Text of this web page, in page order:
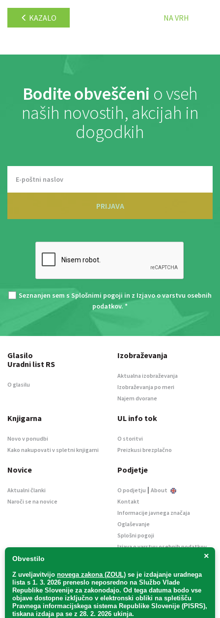
KAZALO NA VRH
Bodite obveščeni o vseh
naših novostih, akcijah in
dogodkih
PRIJAVA
Seznanjen sem s Splošnimi pogoji in z Izjavo o varstvu osebnih
podatkov. *
×
Obvestilo
Z uveljavitvijo novega zakona (ZOUL) se je izdajanje uradnega
lista s 1. 3. 2026 preneslo neposredno na Službo Vlade
Republike Slovenije za zakonodajo. Od tega datuma bodo vse
objave dostopne izključno v elektronski obliki na spletišču
Pravnega informacijskega sistema Republike Slovenije (PISRS),
tiskana izdaja pa se z 28. 2. 2026 ukinja.
Glasilo
Uradni list RS
O glasilu
Izobraževanja
Aktualna izobraževanja
Izobraževanja po meri
Najem dvorane
Knjigarna
Novo v ponudbi
Kako nakupovati v spletni knjigarni
UL info tok
O storitvi
Preizkusi brezplačno
Novice
Aktualni članki
Naroči se na novice
Podjetje
O podjetju | About
Kontakt
Informacije javnega značaja
Oglaševanje
Splošni pogoji
Izjava o varstvu osebnih podatkov
Uradni list d. o. o. – v likvidaciji / Vse pravice pridržane.